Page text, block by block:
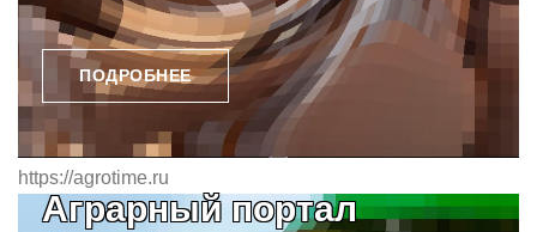
ПОДРОБНЕЕ
https://agrotime.ru
Аграрный портал